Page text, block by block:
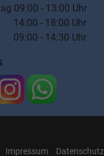
09:00 - 13:00 Uhr
Uhr
- 14:30 Uhr
Impressum Datenschutz